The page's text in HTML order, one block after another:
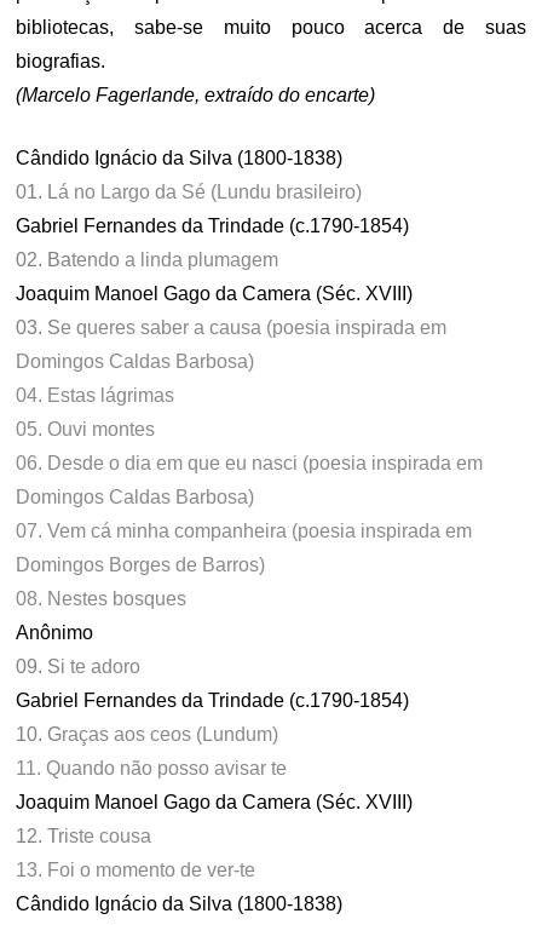
bibliotecas, sabe-se muito pouco acerca de suas
biografias.
(Marcelo Fagerlande, extraído do encarte)
Cândido Ignácio da Silva (1800-1838)
01. Lá no Largo da Sé (Lundu brasileiro)
Gabriel Fernandes da Trindade (c.1790-1854)
02. Batendo a linda plumagem
Joaquim Manoel Gago da Camera (Séc. XVIII)
03. Se queres saber a causa (poesia inspirada em
Domingos Caldas Barbosa)
04. Estas lágrimas
05. Ouvi montes
06. Desde o dia em que eu nasci (poesia inspirada em
Domingos Caldas Barbosa)
07. Vem cá minha companheira (poesia inspirada em
Domingos Borges de Barros)
08. Nestes bosques
Anônimo
09. Si te adoro
Gabriel Fernandes da Trindade (c.1790-1854)
10. Graças aos ceos (Lundum)
11. Quando não posso avisar te
Joaquim Manoel Gago da Camera (Séc. XVIII)
12.Triste cousa
13. Foi o momento de ver-te
Cândido Ignácio da Silva (1800-1838)